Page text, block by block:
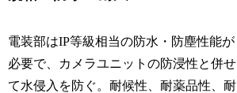
電装部はIP等級相当の防水・防塵性能が
必要で、カメラユニットの防浸性と併せ
て水侵入を防ぐ。耐候性、耐薬品性、耐